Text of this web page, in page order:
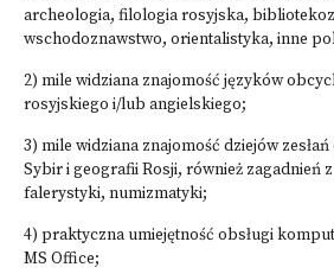
archeologia, filologia rosyjska,
wschodoznawstwo, orientalistyka, inne
2) mile widziana znajomość języków
rosyjskiego i/lub angielskiego;
3) mile widziana znajomość dziejów
Sybir i geografii Rosji, również zagadnień
falerystyki, numizmatyki;
4) praktyczna umiejętność obsługi
MS Office;